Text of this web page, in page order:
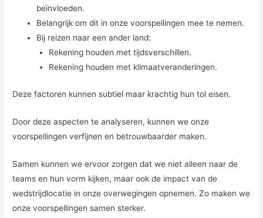
beïnvloeden.
Belangrijk om dit in onze voorspellingen mee te nemen.
Bij reizen naar een ander land:
Rekening houden met tijdsverschillen.
Rekening houden met klimaatveranderingen.
Deze factoren kunnen subtiel maar krachtig hun tol eisen.
Door deze aspecten te analyseren, kunnen we onze
voorspellingen verfijnen en betrouwbaarder maken.
Samen kunnen we ervoor zorgen dat we niet alleen naar de
teams en hun vorm kijken, maar ook de impact van de
wedstrijdlocatie in onze overwegingen opnemen. Zo maken we
onze voorspellingen samen sterker.